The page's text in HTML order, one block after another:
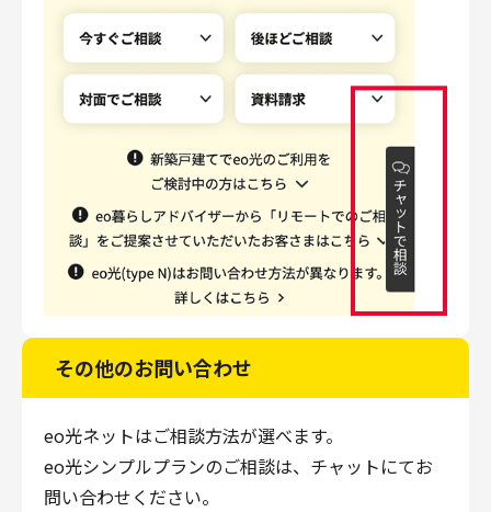
その他のお問い合わせ
eo光ネットはご相談方法が選べます。
eo光シンプルプランのご相談は、チャットにてお
問い合わせください。